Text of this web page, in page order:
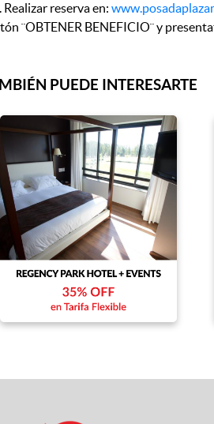
reserva en:
¨OBTENER BENEFICIO¨ y
PUEDE INTERESARTE